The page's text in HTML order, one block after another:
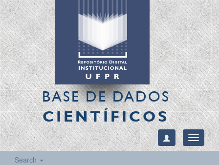
BASE DE DADOS
CIENTÍFICOS
Toggle
Search